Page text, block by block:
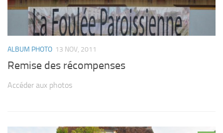
ALBUM PHOTO 13 NOV, 2011
Remise des récompenses
Accéder aux photos